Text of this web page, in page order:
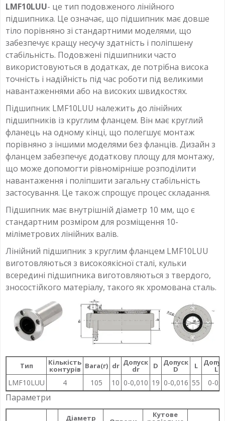
LMF10LUU- це тип подовженого лінійного
підшипника. Це означає, що підшипник має довше
тіло порівняно зі стандартними моделями, що
забезпечує кращу несучу здатність і поліпшену
стабільність. Подовжені підшипники часто
використовуються в додатках, де потрібна висока
точність і надійність під час роботи під великими
навантаженнями або на високих швидкостях.
Підшипник LMF10LUU належить до лінійних
підшипників із круглим фланцем. Він має круглий
фланець на одному кінці, що полегшує монтаж
порівняно з іншими моделями без фланців. Дизайн з
фланцем забезпечує додаткову площу для монтажу,
що може допомогти рівномірніше розподілити
навантаження і поліпшити загальну стабільність
застосування. Це також спрощує процес складання.
Підшипник має внутрішній діаметр 10 мм, що є
стандартним розміром для розміщення 10-
міліметрових лінійних валів.
Лінійний підшипник з круглим фланцем LMF10LUU
виготовляються з високоякісної сталі, кульки
всередині підшипника виготовляються з твердого,
зносостійкого матеріалу, такого як хромована сталь.
Тип Кількість
контурів Вага(г) dr Допуск
dr D Допуск
D L L
LMF10LUU 4 105 10 0-0,010 19 0-0,016 55 0-0,3
Параметри
Діаметр Кутове